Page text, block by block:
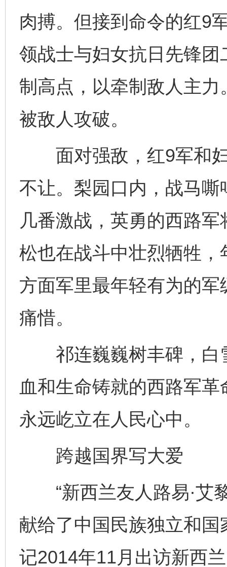
肉搏。但接到命令的红9
领战士与妇女抗日先锋
制高点，以牵制敌人主
被敌人攻破。
面对强敌，红9军和妇
不让。梨园口内，战马
几番激战，英勇的西路
松也在战斗中壮烈牺牲，
方面军里最年轻有为的军
痛惜。
祁连巍巍树丰碑，白
血和生命铸就的西路军
永远屹立在人民心中。
跨越国界写大爱
“新西兰友人路易·艾
献给了中国民族独立和国
记2014年11月出访新西